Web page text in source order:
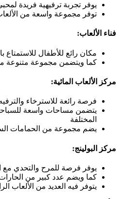
يوفر تجربة ترفيهية فريدة
توفر مجموعة واسعة من
فناء الألعاب:
مكان رائع للأطفال للاستمتاع
كما ويتضمن مجموعة متنوعة من
مركز الألعاب المائية:
فرصة رائعة للاسترخاء
يتضمن مساحات واسعة للسباحة
المختلفة
يضم مجموعة من الحمامات
مركز البولينج:
يوفر فرصة للمرح والتحدي مع
كما ويضم عدد كبير من
يتوفر فيه العديد من الألعاب